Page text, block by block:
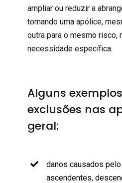
ampliar ou reduzir a
tornando uma apólice,
outra para o mesmo risco,
necessidade específica.
Alguns
exclusões nas
geral:
danos causados
ascendentes,